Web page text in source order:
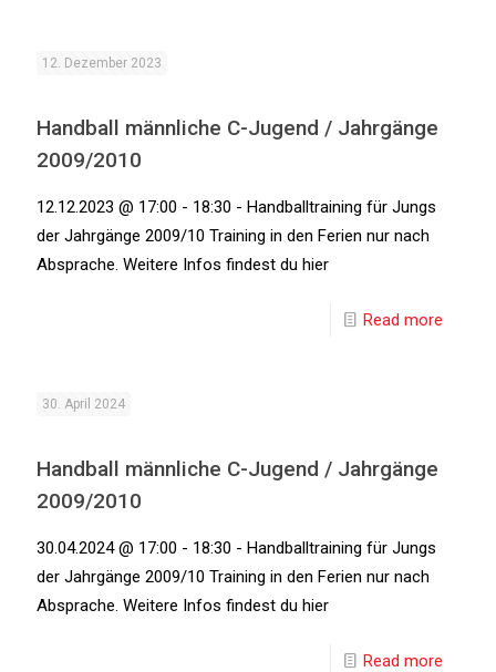
12. Dezember 2023
Handball männliche C-Jugend / Jahrgänge
2009/2010
12.12.2023 @ 17:00 - 18:30 - Handballtraining für Jungs
der Jahrgänge 2009/10 Training in den Ferien nur nach
Absprache. Weitere Infos findest du hier
Read more
30. April 2024
Handball männliche C-Jugend / Jahrgänge
2009/2010
30.04.2024 @ 17:00 - 18:30 - Handballtraining für Jungs
der Jahrgänge 2009/10 Training in den Ferien nur nach
Absprache. Weitere Infos findest du hier
Read more